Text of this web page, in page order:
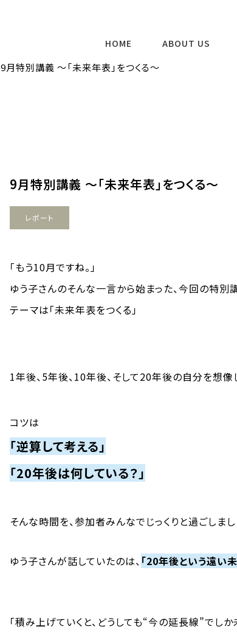
HOME ABOUT US
9月特別講義 ～「未来年表」をつくる～
9月特別講義 ～「未来年表」をつくる～
レポート
「もう10月ですね。」
ゆう子さんのそんな一言から始まった、今回の特別
テーマは「未来年表をつくる」
1年後、5年後、10年後、そして20年後の自分を想像
コツは
「逆算して考える」
「20年後は何している？」
そんな時間を、参加者みんなでじっくりと過ごしまし
ゆう子さんが話していたのは、 「20年後という遠い
「積み上げていくと、どうしても“今の延長線”でし